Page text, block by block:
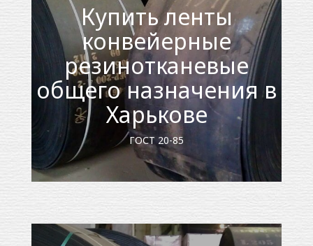
Купить ленты
конвейерные
резинотканевые
общего назначения в
Харькове
ГОСТ 20-85